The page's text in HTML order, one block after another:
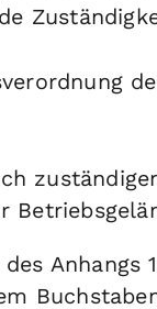
Anhangs